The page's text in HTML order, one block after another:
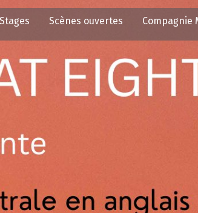
Stages Scènes ouvertes Compagnie